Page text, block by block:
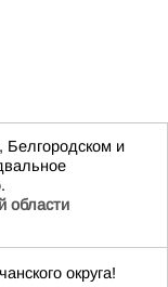
и
области
округа!